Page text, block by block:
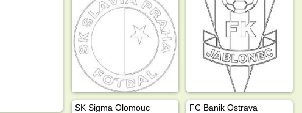
SK Sigma Olomouc FC Banik Ostrava